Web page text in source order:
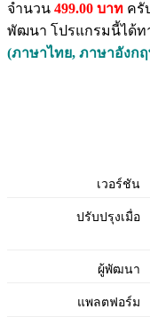
จำนวน 499.00 บาท ครั
พัฒนา โปรแกรมนี้ได้ท
(ภาษาไทย, ภาษาอังก
เวอร์ชัน
ปรับปรุงเมื่อ
ผู้พัฒนา
แพลตฟอร์ม